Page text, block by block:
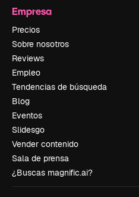
Empresa
Precios
Sobre nosotros
Reviews
Empleo
Tendencias de búsqueda
Blog
Eventos
Slidesgo
Vender contenido
Sala de prensa
¿Buscas magnific.ai?